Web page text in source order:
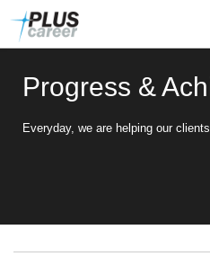
Progress &
Everyday, we are helping our